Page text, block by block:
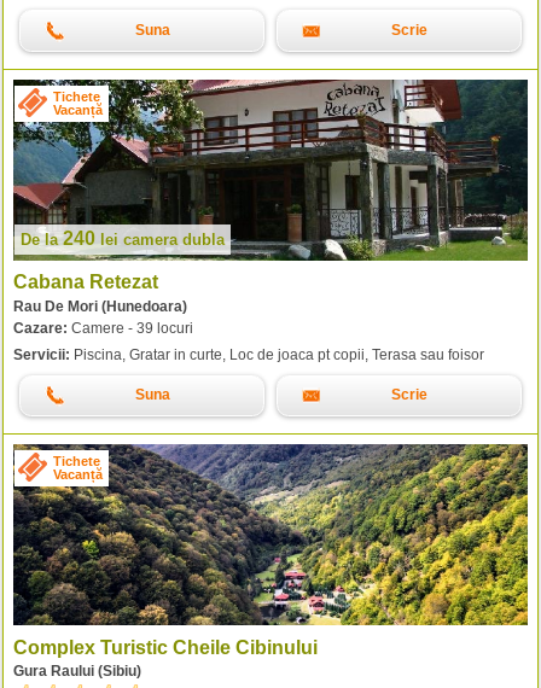
Suna Scrie
Tichete
Vacanță
De la240 lei camera dubla
Cabana Retezat
Rau De Mori (Hunedoara)
Cazare: Camere - 39 locuri
Servicii: Piscina, Gratar in curte, Loc de joaca pt copii, Terasa sau foisor
Suna Scrie
Tichete
Vacanță
Complex Turistic Cheile Cibinului
Gura Raului (Sibiu)